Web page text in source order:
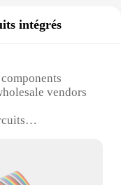
intégrés
vendors
electronic
and